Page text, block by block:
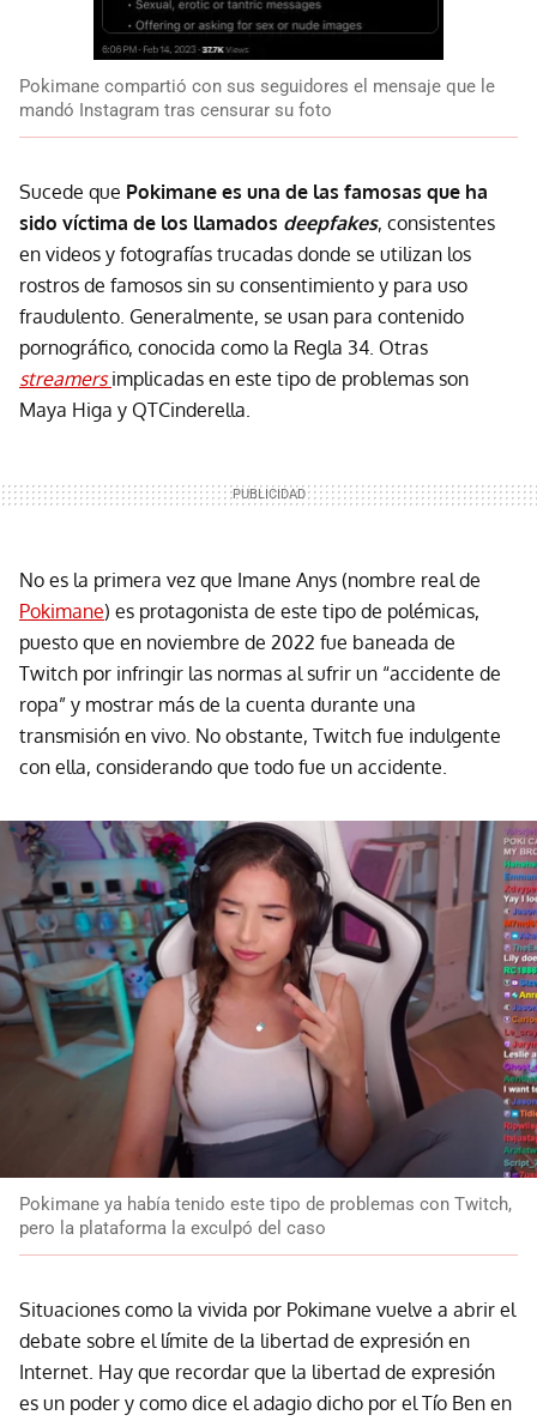
Pokimane compartió con sus seguidores el mensaje que le
mandó Instagram tras censurar su foto
Sucede que Pokimane es una de las famosas que ha
sido víctima de los llamados deepfakes, consistentes
en videos y fotografías trucadas donde se utilizan los
rostros de famosos sin su consentimiento y para uso
fraudulento. Generalmente, se usan para contenido
pornográfico, conocida como la Regla 34. Otras
streamers implicadas en este tipo de problemas son
Maya Higa y QTCinderella.
No es la primera vez que Imane Anys (nombre real de
Pokimane) es protagonista de este tipo de polémicas,
puesto que en noviembre de 2022 fue baneada de
Twitch por infringir las normas al sufrir un “accidente de
ropa” y mostrar más de la cuenta durante una
transmisión en vivo. No obstante, Twitch fue indulgente
con ella, considerando que todo fue un accidente.
Pokimane ya había tenido este tipo de problemas con Twitch,
pero la plataforma la exculpó del caso
Situaciones como la vivida por Pokimane vuelve a abrir el
debate sobre el límite de la libertad de expresión en
Internet. Hay que recordar que la libertad de expresión
es un poder y como dice el adagio dicho por el Tío Ben en